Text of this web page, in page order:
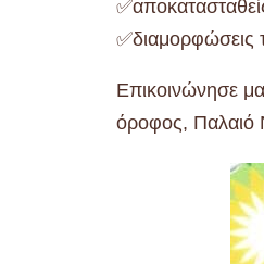
✅διαμορφώσεις
Επικοινώνησε
όροφος, Παλαιό